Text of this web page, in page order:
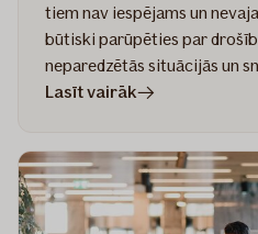
tiem nav iespējams un
būtiski parūpēties par
neparedzētās situācijās un
Lasīt vairākrakstā
apdrošināšana
–
neatsverams